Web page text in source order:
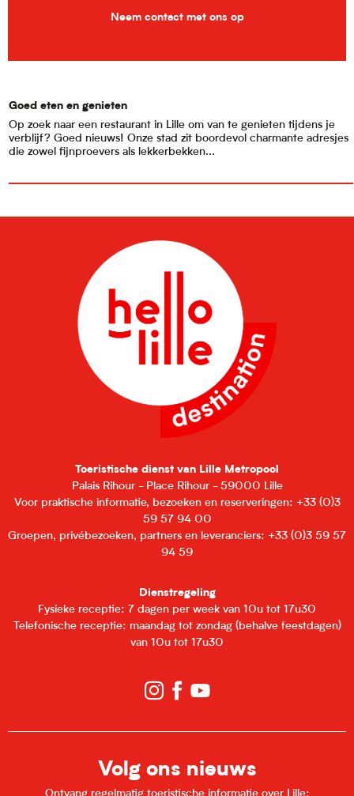
Neem contact met ons op
Goed eten en genieten
Op zoek naar een restaurant in Lille om van te genieten tijdens je
verblijf? Goed nieuws! Onze stad zit boordevol charmante adresjes
die zowel fijnproevers als lekkerbekken...
Toeristische dienst van Lille Metropool
Palais Rihour - Place Rihour - 59000 Lille
Voor praktische informatie, bezoeken en reserveringen: +33 (0)3
59 57 94 00
Groepen, privébezoeken, partners en leveranciers: +33 (0)3 59 57
94 59
Dienstregeling
Fysieke receptie: 7 dagen per week van 10u tot 17u30
Telefonische receptie: maandag tot zondag (behalve feestdagen)
van 10u tot 17u30
Volg ons nieuws